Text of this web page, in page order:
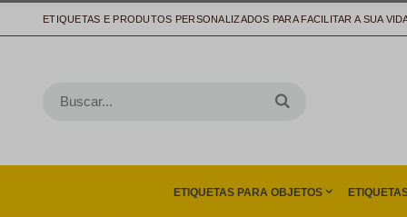
ETIQUETAS E PRODUTOS PERSONALIZADOS PARA FACILITAR A SUA
ETIQUETAS PARA OBJETOS